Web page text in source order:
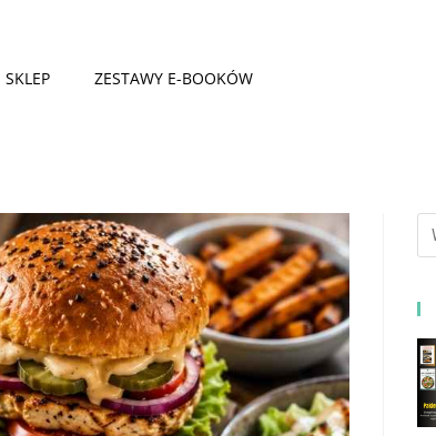
SKLEP ZESTAWY E-BOOKÓW